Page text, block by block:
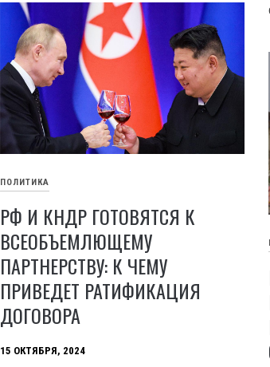
ПОЛИТИКА
РФ И КНДР ГОТОВЯТСЯ К
ВСЕОБЪЕМЛЮЩЕМУ
ПАРТНЕРСТВУ: К ЧЕМУ
ПРИВЕДЕТ РАТИФИКАЦИЯ
ДОГОВОРА
15 ОКТЯБРЯ, 2024